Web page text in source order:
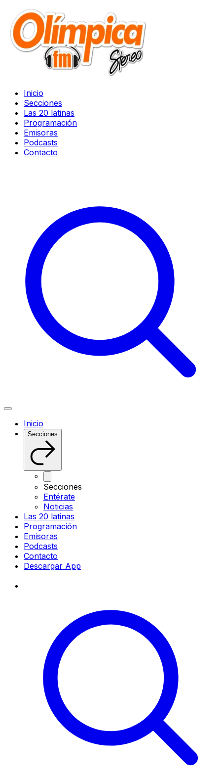
Inicio
Secciones
Las 20 latinas
Programación
Emisoras
Podcasts
Contacto
Inicio
Secciones
Secciones
Entérate
Noticias
Las 20 latinas
Programación
Emisoras
Podcasts
Contacto
Descargar App